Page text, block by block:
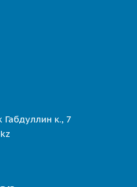
Габдуллин к., 7